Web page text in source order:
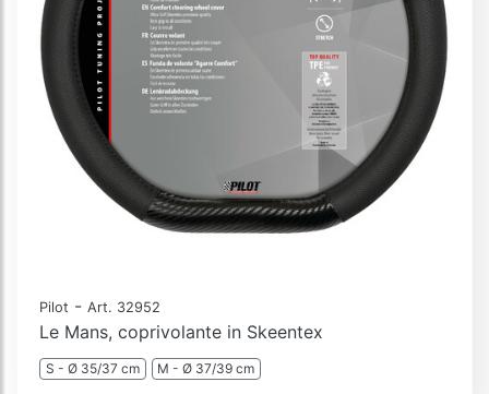
Pilot - Art. 32952
Le Mans, coprivolante in Skeentex
S - Ø 35/37 cm M - Ø 37/39 cm